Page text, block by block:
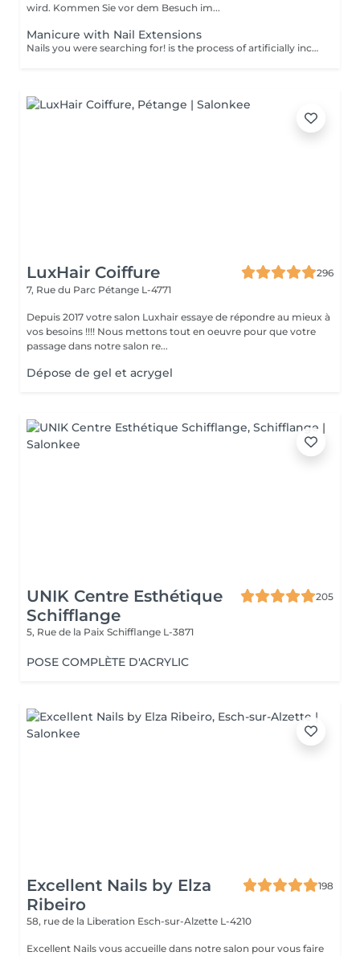
wird. Kommen Sie vor dem Besuch im...
Manicure with Nail Extensions
Nails you were searching for! is the process of artificially increasing the length of the nail using polygel material in order to correct the defects of the natural nail delamination and weakness of the nail plate. Our masters do edged, hardware, or combined manicure. How is polygel extension done? - removal of old semi-permanent (if needed) - rough skin is removed - the shape of the nail plate is corrected - the cuticle and side ridges are corrected - polygel is applied - semi-permanent nail polish is applied - cuticle oil and hand cream are applied Age restrictions: recommended to do from 16 years. Post procedure recommendations: there are no post recommendations for this procedure. Frequency: once in 3 weeks.
LuxHair Coiffure
296
7, Rue du Parc Pétange L-4771
Depuis 2017 votre salon Luxhair essaye de répondre au mieux à
vos besoins !!!! Nous mettons tout en oeuvre pour que votre
passage dans notre salon re...
Dépose de gel et acrygel
UNIK Centre Esthétique
Schifflange
205
5, Rue de la Paix Schifflange L-3871
POSE COMPLÈTE D'ACRYLIC
Excellent Nails by Elza
Ribeiro
198
58, rue de la Liberation Esch-sur-Alzette L-4210
Excellent Nails vous accueille dans notre salon pour vous faire